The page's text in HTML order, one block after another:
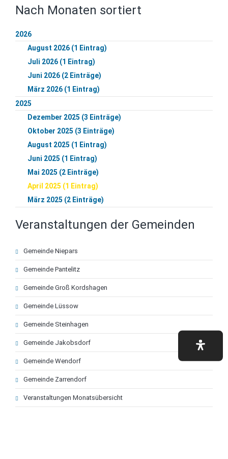
Nach Monaten sortiert
2026
August 2026 (1 Eintrag)
Juli 2026 (1 Eintrag)
Juni 2026 (2 Einträge)
März 2026 (1 Eintrag)
2025
Dezember 2025 (3 Einträge)
Oktober 2025 (3 Einträge)
August 2025 (1 Eintrag)
Juni 2025 (1 Eintrag)
Mai 2025 (2 Einträge)
April 2025 (1 Eintrag)
März 2025 (2 Einträge)
Veranstaltungen der Gemeinden
Navigation
überspringen
Gemeinde Niepars
Gemeinde Pantelitz
Gemeinde Groß Kordshagen
Gemeinde Lüssow
Gemeinde Steinhagen
Gemeinde Jakobsdorf
Gemeinde Wendorf
Gemeinde Zarrendorf
Veranstaltungen Monatsübersicht